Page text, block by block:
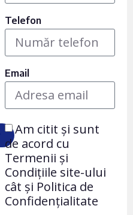
Telefon
Email
Am citit și sunt
de acord cu
Termenii și
Condițiile site-ului
cât și Politica de
Confidențialitate